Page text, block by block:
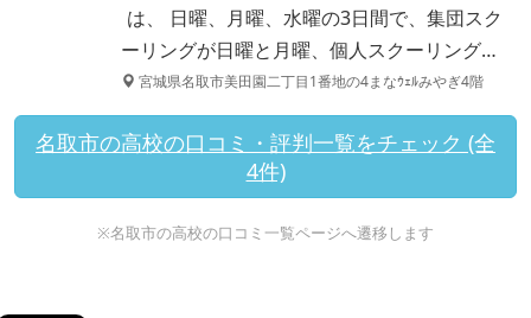
は、 日曜、月曜、水曜の3日間で、集団スク
ーリングが日曜と月曜、個人スクーリング…
宮城県名取市美田園二丁目1番地の4まなｳｪﾙみやぎ4階
名取市の高校の口コミ・評判一覧をチェック (全
4件)
※名取市の高校の口コミ一覧ページへ遷移します